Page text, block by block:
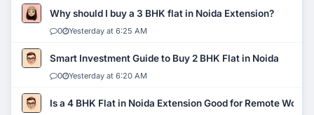
Why should I buy a 3 BHK flat in Noida Extension?
0 Yesterday at 6:25 AM
Smart Investment Guide to Buy 2 BHK Flat in Noida
0 Yesterday at 6:20 AM
Is a 4 BHK Flat in Noida Extension Good for Remote Work?